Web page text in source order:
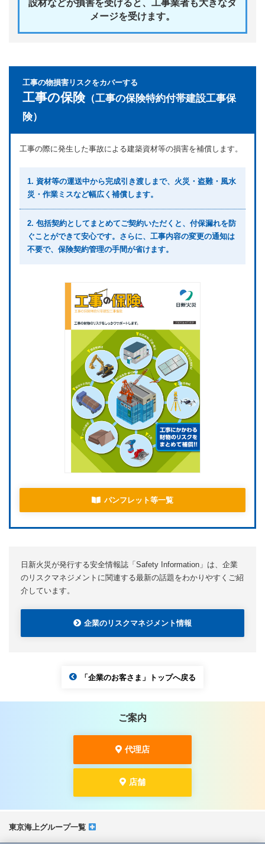
設材などが損害を受けると、 工事業者も大きなダ
メージを受けます。
工事の物損害リスクをカバーする
工事の保険（工事の保険特約付帯建設工事保
険）
工事の際に発生した事故による建築資材等の損害を補償します。
1. 資材等の運送中から完成引き渡しまで、火災・盗難・風水
災・作業ミスなど幅広く補償します。
2. 包括契約としてまとめてご契約いただくと、付保漏れを防
ぐことができて安心です。さらに、工事内容の変更の通知は
不要で、保険契約管理の手間が省けます。
パンフレット等一覧
日新火災が発行する安全情報誌「Safety Information」は、企業
のリスクマネジメントに関連する最新の話題をわかりやすくご紹
介しています。
企業のリスクマネジメント情報
「企業のお客さま」トップへ戻る
ご案内
代理店
店舗
東京海上グループ一覧